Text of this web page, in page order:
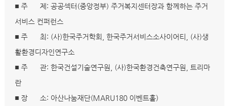
■ 주 제: 공공섹터(중앙정부) 주거복지센터장과 함께하는 주거
서비스 컨퍼런스
■ 주 최: (사)한국주거학회, 한국주거서비스소사이어티, (사)생
활환경디자인연구소
■ 주 관: 한국건설기술연구원, (사)한국환경건축연구원, 트리마
란
■ 장 소: 아산나눔재단(MARU180 이벤트홀)